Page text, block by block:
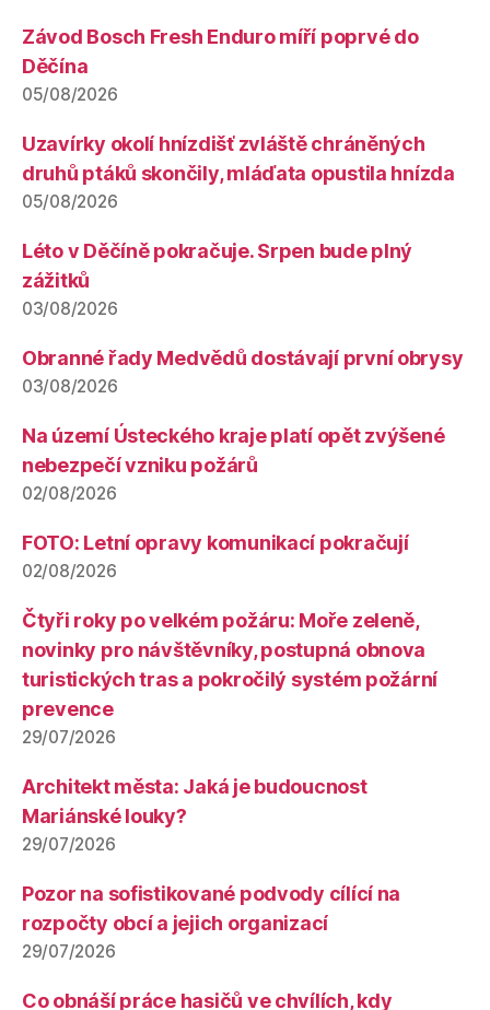
Závod Bosch Fresh Enduro míří poprvé do
Děčína
05/08/2026
Uzavírky okolí hnízdišť zvláště chráněných
druhů ptáků skončily, mláďata opustila hnízda
05/08/2026
Léto v Děčíně pokračuje. Srpen bude plný
zážitků
03/08/2026
Obranné řady Medvědů dostávají první obrysy
03/08/2026
Na území Ústeckého kraje platí opět zvýšené
nebezpečí vzniku požárů
02/08/2026
FOTO: Letní opravy komunikací pokračují
02/08/2026
Čtyři roky po velkém požáru: Moře zeleně,
novinky pro návštěvníky, postupná obnova
turistických tras a pokročilý systém požární
prevence
29/07/2026
Architekt města: Jaká je budoucnost
Mariánské louky?
29/07/2026
Pozor na sofistikované podvody cílící na
rozpočty obcí a jejich organizací
29/07/2026
Co obnáší práce hasičů ve chvílích, kdy